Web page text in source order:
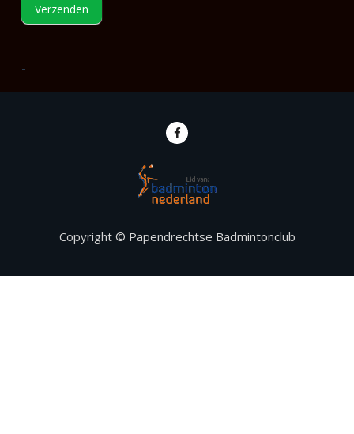
Verzenden
-
Copyright © Papendrechtse Badmintonclub